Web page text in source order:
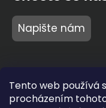
Tento web používá
procházením
Napište nám